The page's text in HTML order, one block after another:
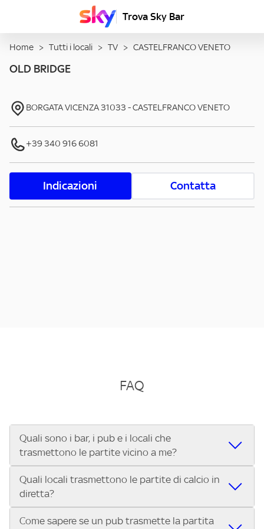
Trova Sky Bar
Home > Tutti i locali > TV > CASTELFRANCO VENETO
OLD BRIDGE
BORGATA VICENZA31033 -CASTELFRANCO VENETO
+39 340 916 6081
Indicazioni Contatta
FAQ
Quali sono i bar, i pub e i locali che
trasmettono le partite vicino a me?
Se cerchi un bar, pub, ristorante o locale vicino a te per
vedere le partite di Serie A ENILIVE, la Serie C Sky Wifi, la
UEFA Champions League, la UEFA Europa League, la UEFA
Conference League, il Tennis, la Formula 1®, la MotoGP™ e
Quali locali trasmettono le partite di calcio in
diretta?
Vuoi sapere quali bar, pub o ristoranti mostrano le partite
Come sapere se un pub trasmette la partita